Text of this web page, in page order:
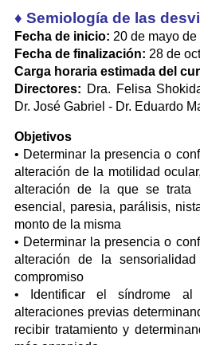
♦ Semiología de las
Fecha de inicio: 20 de mayo de
Fecha de finalización: 28 de
Carga horaria estimada del
Directores: Dra. Felisa
Dr. José Gabriel - Dr. Eduardo
Objetivos
• Determinar la presencia o
alteración de la motilidad
alteración de la que se trata
esencial, paresia, parálisis,
monto de la misma
• Determinar la presencia o
alteración de la
compromiso
• Identificar el síndrome al
alteraciones previas
recibir tratamiento y